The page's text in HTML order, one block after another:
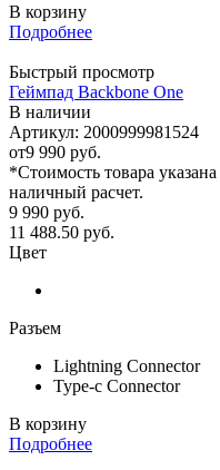
В корзину
Подробнее
Быстрый просмотр
Геймпад Backbone One
В наличии
Артикул: 2000999981524
от9 990 руб.
*Стоимость товара
наличный расчет.
9 990 руб.
11 488.50 руб.
Цвет
Разъем
Lightning Connector
Type-c Connector
В корзину
Подробнее